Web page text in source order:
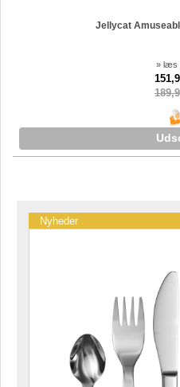
Jellycat
» læs
Nyheder